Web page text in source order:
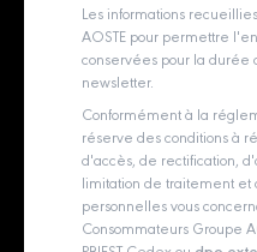
Les informations
AOSTE pour permettre
conservées pour la durée
newsletter.
Conformément à la
réserve des conditions à
d'accès, de rectification,
limitation de traitement et
personnelles vous
Consommateurs Groupe